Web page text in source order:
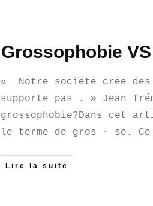
Grossophobie
« Notre société crée des
supporte pas . » Jean
grossophobie?Dans cet
le terme de gros · se.
Lire la suite